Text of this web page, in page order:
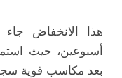
هذا الانخفاض
أسبوعين، حيث
بعد مكاسب قوية